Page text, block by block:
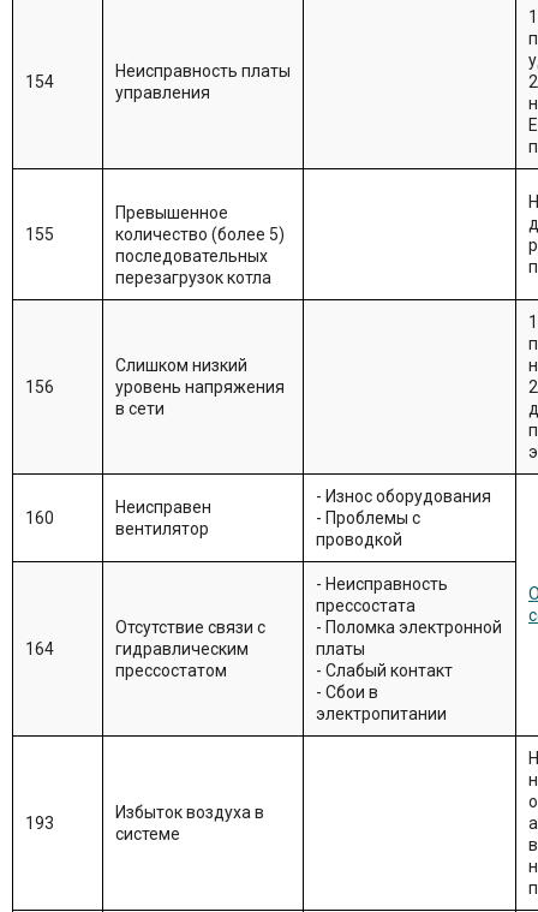
154
Неисправность платы
управления
155
Превышенное
количество (более 5)
последовательных
перезагрузок котла
156
Слишком низкий
уровень напряжения
в сети
160
Неисправен
вентилятор
- Износ оборудования
- Проблемы с
проводкой
164
Отсутствие связи с
гидравлическим
прессостатом
- Неисправность
прессостата
- Поломка электронной
платы
- Слабый контакт
- Сбои в
электропитании
193
Избыток воздуха в
системе